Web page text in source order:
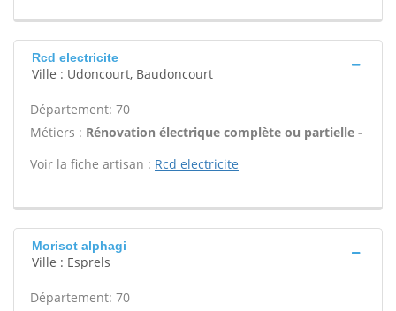
Rcd electricite
Ville : Udoncourt, Baudoncourt
Département: 70
Métiers : Rénovation électrique complète ou partielle -
Voir la fiche artisan : Rcd electricite
Morisot alphagi
Ville : Esprels
Département: 70